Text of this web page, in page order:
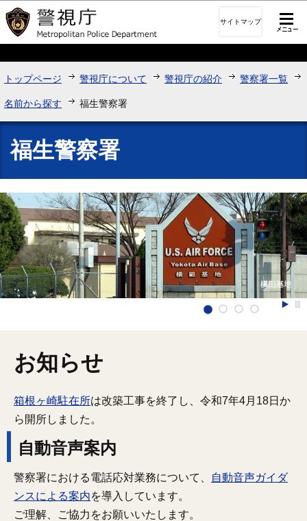
このページの本文へ移動
サイトマップ
トップページ 警視庁について 警視庁の紹介 警察署一覧
名前から探す 福生警察署
福生警察署
お知らせ
箱根ヶ崎駐在所は改築工事を終了し、令和7年4月18日か
ら開所しました。
自動音声案内
警察署における電話応対業務について、
自動音声ガイダ
ンスによる案内を導入しています。
ご理解、ご協力をお願いいたします。